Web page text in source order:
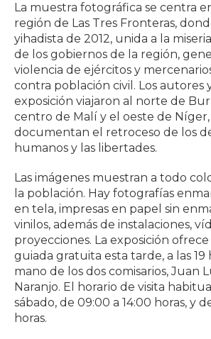
La muestra fotográfica se centra
región de Las Tres Fronteras,
yihadista de 2012, unida a la
de los gobiernos de la región,
violencia de ejércitos y
contra población civil. Los autores
exposición viajaron al norte de
centro de Malí y el oeste de
documentan el retroceso de los
humanos y las libertades.
Las imágenes muestran a todo
la población. Hay fotografías
en tela, impresas en papel sin
vinilos, además de instalaciones,
proyecciones. La exposición
guiada gratuita esta tarde, a las 19
mano de los dos comisarios, Juan
Naranjo. El horario de visita
sábado, de 09:00 a 14:00 horas, y
horas.